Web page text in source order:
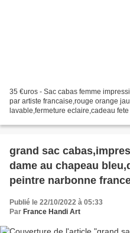
35 €uros - Sac cabas femme
par artiste francaise,rouge orange
lavable,fermeture eclaire,cadeau
grand sac
dame au chapeau
peintre narbonne
pour 100 coton,cadeau
Publié le 22/10/2022 à 05:33
Par France Handi Art